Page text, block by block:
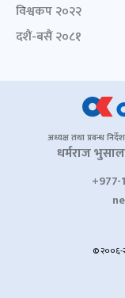
विश्वकप २०२२
दशैं-बसैं २०८१
अध्यक्ष तथा प्रबन्ध
धर्मराज भुसाल
+977-
© २००६-